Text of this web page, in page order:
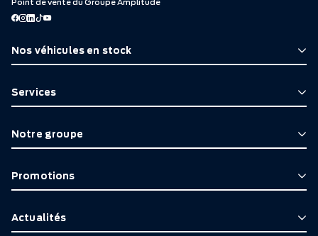
Point de vente du Groupe Amplitude
Nos véhicules en stock
Services
Notre groupe
Promotions
Actualités